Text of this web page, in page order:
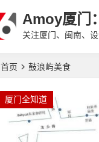
Amoy厦门
关注厦门、闽南、
首页 鼓浪屿美食
厦门全知道